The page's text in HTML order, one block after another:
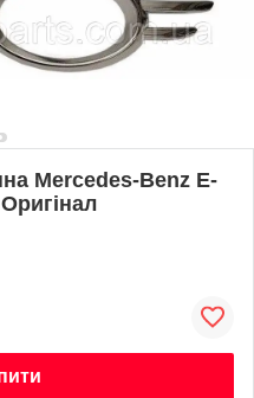
Mercedes-Benz E-